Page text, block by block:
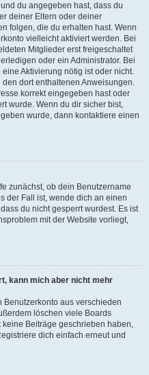
du angegeben hast, dass du
deiner Eltern oder deiner
folgen, die du erhalten hast. Wenn
vielleicht aktiviert werden. Bei
Mitglieder erst freigeschaltet
oder ein Administrator. Bei
Aktivierung nötig ist oder nicht.
dort enthaltenen Anweisungen.
korrekt eingegeben hast oder
wurde. Wenn du dir sicher bist,
wurde, dann kontaktiere einen
zunächst, ob dein Benutzername
der Fall ist, wende dich an einen
du nicht gesperrt wurdest. Es ist
mit der Website vorliegt,
kann mich aber nicht mehr
Benutzerkonto aus verschieden
löschen viele Boards
Beiträge geschrieben haben,
dich einfach erneut und